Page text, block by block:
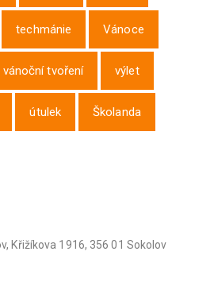
techmánie Vánoce
vánoční tvoření výlet
útulek Školanda
Křižíkova 1916, 356 01 Sokolov